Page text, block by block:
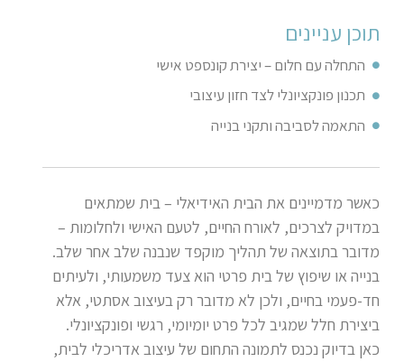
תוכן עניינים
התחלה עם חלום – יצירת קונספט אישי
תכנון פונקציונלי לצד חזון עיצובי
התאמה לסביבה ותקני בנייה
כאשר מדמיינים את הבית האידיאלי – בית שמתאים
במדויק לצרכים, לאורח החיים, לטעם האישי ולחלומות –
מדובר בתוצאה של תהליך מוקפד שנבנה שלב אחר שלב.
בנייה או שיפוץ של בית פרטי הוא צעד משמעותי, ולעיתים
חד-פעמי בחיים, ולכן לא מדובר רק בעיצוב אסתטי, אלא
ביצירת חלל שמגיב לכל פרט יומיומי, רגשי ופונקציונלי.
כאן בדיוק נכנס לתמונה התחום של עיצוב אדריכלי לבית,